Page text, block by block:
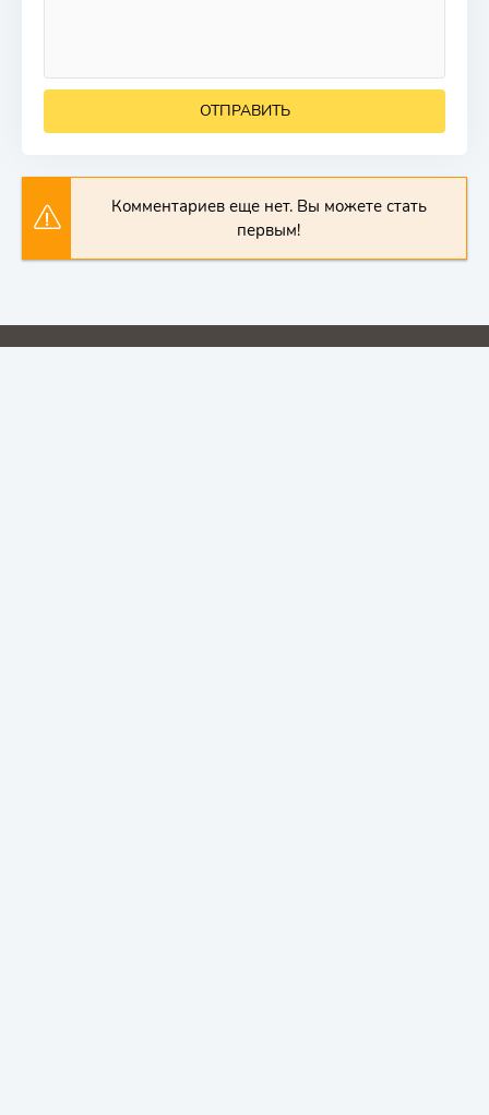
ОТПРАВИТЬ
Комментариев еще нет. Вы можете стать
первым!